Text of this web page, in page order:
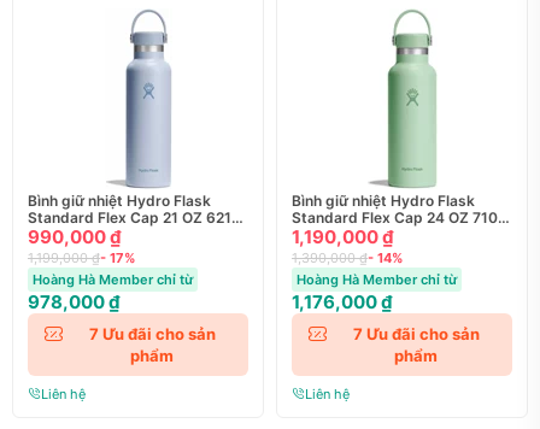
Bình giữ nhiệt Hydro Flask
Standard Flex Cap 21 OZ 621
ml Season 2025
990,000 ₫
1,199,000 ₫- 17%
Hoàng Hà Member chỉ từ
978,000 ₫
7 Ưu đãi cho sản
phẩm
Liên hệ
Bình giữ nhiệt Hydro Flask
Standard Flex Cap 24 OZ 710
ml Season 2025
1,190,000 ₫
1,390,000 ₫- 14%
Hoàng Hà Member chỉ từ
1,176,000 ₫
7 Ưu đãi cho sản
phẩm
Liên hệ